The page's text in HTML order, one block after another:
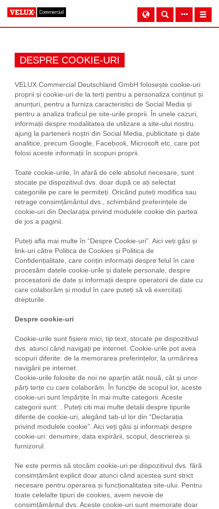
DESPRE COOKIE-URI
VELUX Commercial Deutschland GmbH folosește cookie-uri
proprii și cookie-uri de la terți pentru a personaliza conținut și
anunțuri, pentru a furniza caracteristici de Social Media și
pentru a analiza traficul pe site-urile proprii. În unele cazuri,
informații despre modalitatea de utilizare a site-ului nostru
ajung la partenerii noștri din Social Media, publicitate și date
analitice, precum Google, Facebook, Microsoft etc, care pot
folosi aceste informații în scopuri proprii.
Toate cookie-urile, în afară de cele absolut necesare, sunt
stocate pe dispozitivul dvs. doar după ce ați selectat
categoriile pe care le permiteți. Oricând puteți modifica sau
retrage consimțământul dvs., schimbând preferințele de
cookie-uri din Declarația privind modulele cookie din partea
de jos a paginii.
Puteți afla mai multe în “Despre Cookie-uri”. Aici veți găsi și
link-uri către Politica de Cookies și Politica de
Confidențialitate, care conțin informații despre felul în care
procesăm datele cookie-urile și datele personale, despre
procesatorii de date și informații despre operatorii de date cu
care colaborăm și modul în care puteți să vă exercitați
drepturile.
Despre cookie-uri
Cookie-urile sunt fișiere mici, tip text, stocate pe dispozitivul
dvs. atunci când navigați pe internet. Cookie-urile pot avea
scopuri diferite: de la memorarea preferințelor, la urmărirea
navigării pe internet.
Cookie-urile folosite de noi ne aparțin atât nouă, cât și unor
părți terțe cu care colaborăm. În funcție de scopul lor, aceste
cookie-uri sunt împărțite în mai multe categorii. Aceste
categorii sunt:
. Puteți citi mai multe detalii despre tipurile
diferite de cookie-uri, alegând tab-ul lor din “Declarația
privind modulele cookie”. Aici veți găsi și informații despre
cookie-uri: denumire, data expirării, scopul, descrierea și
furnizorul.
Ne este permis să stocăm cookie-uri pe dispozitivul dvs. fără
consimțământ explicit doar atunci când acestea sunt strict
necesare pentru operarea și funcționalitatea site-ului. Pentru
toate celelalte tipuri de cookies, avem nevoie de
consimțământul dvs. Aceste cookie-uri sunt memorate doar